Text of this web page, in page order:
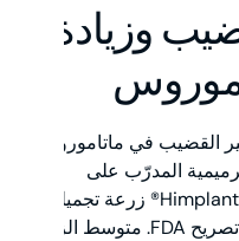
وزيادة
القضيب في ماتاموروس
المدرّب على
Himplant® الدكتور سيرجيو دافيلا. Himplant® زرعة تجميلية
للقضيب قابلة للإزالة وحاصلة على تصريح FDA. متوسط الزيادة